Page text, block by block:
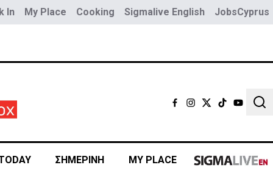
In My Place Cooking Sigmalive English JobsCyprus
ΣΗΜΕΡΙΝΗ MY PLACE